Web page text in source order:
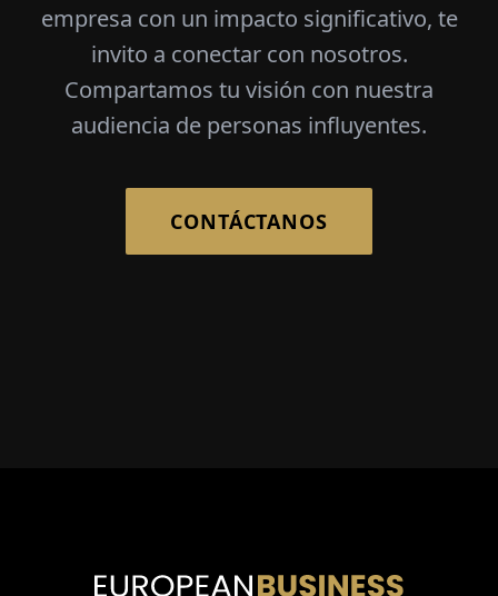
empresa con un impacto significativo, te
invito a conectar con nosotros.
Compartamos tu visión con nuestra
audiencia de personas influyentes.
CONTÁCTANOS